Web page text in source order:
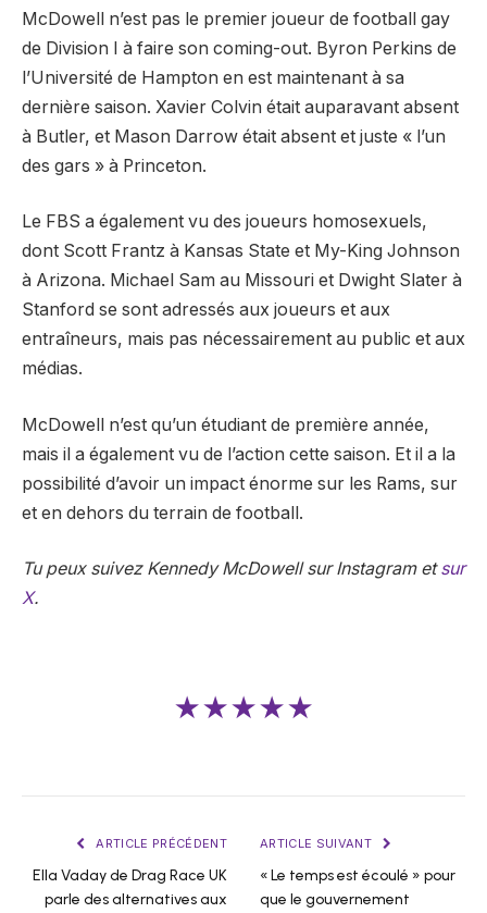
McDowell n’est pas le premier joueur de football gay
de Division I à faire son coming-out. Byron Perkins de
l’Université de Hampton en est maintenant à sa
dernière saison. Xavier Colvin était auparavant absent
à Butler, et Mason Darrow était absent et juste « l’un
des gars » à Princeton.
Le FBS a également vu des joueurs homosexuels,
dont Scott Frantz à Kansas State et My-King Johnson
à Arizona. Michael Sam au Missouri et Dwight Slater à
Stanford se sont adressés aux joueurs et aux
entraîneurs, mais pas nécessairement au public et aux
médias.
McDowell n’est qu’un étudiant de première année,
mais il a également vu de l’action cette saison. Et il a la
possibilité d’avoir un impact énorme sur les Rams, sur
et en dehors du terrain de football.
Tu peux suivez Kennedy McDowell sur Instagrametsur
X.
★★★★★
ARTICLE PRÉCÉDENT
Ella Vaday de Drag Race UK
parle des alternatives aux
ARTICLE SUIVANT
« Le temps est écoulé » pour
que le gouvernement